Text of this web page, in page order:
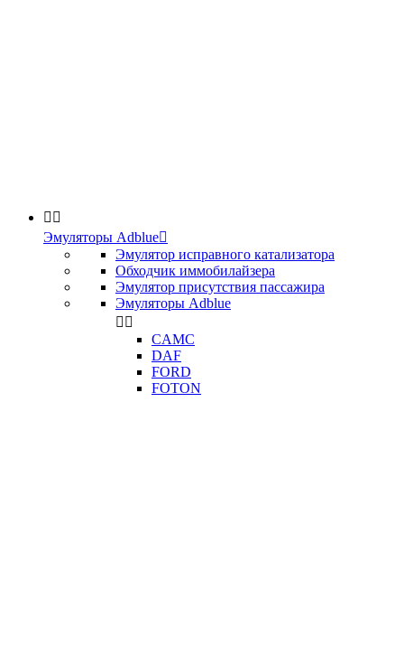
 
Эмуляторы Adblue
Эмулятор исправного катализатора
Обходчик иммобилайзера
Эмулятор присутствия пассажира
Эмуляторы Adblue
 
CAMC
DAF
FORD
FOTON